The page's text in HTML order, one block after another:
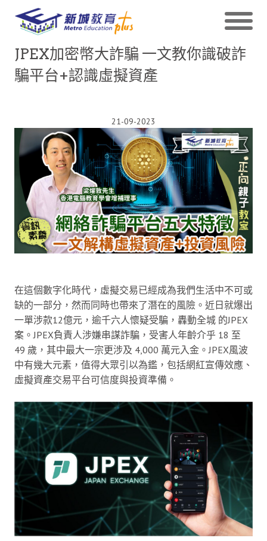
JPEX加密幣大詐騙 一文教你識破詐
騙平台+認識虛擬資產
21-09-2023
在這個數字化時代，虛擬交易已經成為我們生活中不可或
缺的一部分，然而同時也帶來了潛在的風險。近日就爆出
一單涉款12億元，逾千六人懷疑受騙，轟動全城 的JPEX
案。JPEX負責人涉嫌串謀詐騙，受害人年齡介乎 18 至
49 歲，其中最大一宗更涉及 4,000 萬元入金。JPEX風波
中有幾大元素，值得大眾引以為鑑，包括網紅宣傳效應、
虛擬資產交易平台可信度與投資準備。